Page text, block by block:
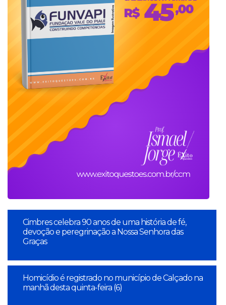
Cimbres celebra 90 anos de uma história de fé,
devoção e peregrinação a Nossa Senhora das
Graças
Homicídio é registrado no município de Calçado na
manhã desta quinta-feira (6)